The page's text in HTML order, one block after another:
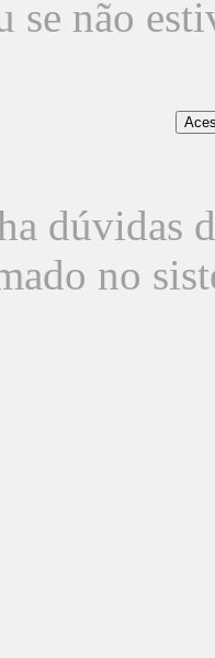
se não
dúvidas
no